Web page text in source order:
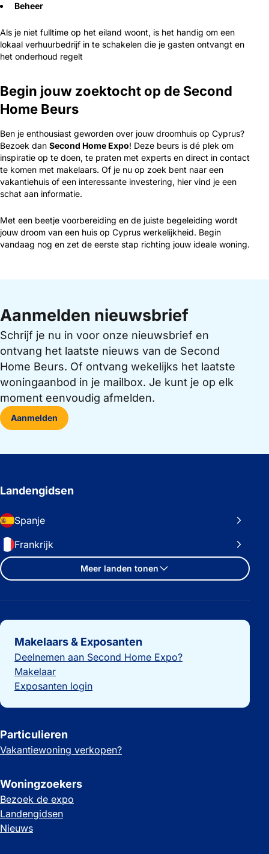
Beheer
Als je niet fulltime op het eiland woont, is het handig om een
lokaal verhuurbedrijf in te schakelen die je gasten ontvangt en
het onderhoud regelt
Begin jouw zoektocht op de Second
Home Beurs
Ben je enthousiast geworden over jouw droomhuis op Cyprus?
Bezoek dan Second Home Expo! Deze beurs is dé plek om
inspiratie op te doen, te praten met experts en direct in contact
te komen met makelaars. Of je nu op zoek bent naar een
vakantiehuis of een interessante investering, hier vind je een
schat aan informatie.
Met een beetje voorbereiding en de juiste begeleiding wordt
jouw droom van een huis op Cyprus werkelijkheid. Begin
vandaag nog en zet de eerste stap richting jouw ideale woning.
Aanmelden nieuwsbrief
Schrijf je nu in voor onze nieuwsbrief en
ontvang het laatste nieuws van de Second
Home Beurs. Of ontvang wekelijks het laatste
woningaanbod in je mailbox. Je kunt je op elk
moment eenvoudig afmelden.
Aanmelden
Landengidsen
Spanje
Frankrijk
Meer landen tonen
Belangrijke links
Makelaars & Exposanten
Deelnemen aan Second Home Expo?
Makelaar
Exposanten login
Particulieren
Vakantiewoning verkopen?
Woningzoekers
Bezoek de expo
Landengidsen
Nieuws